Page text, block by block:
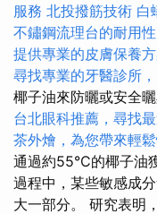
服務 北投撥筋技術 白
不鏽鋼流理台的耐用
提供專業的皮膚保養
尋找專業的牙醫診所
椰子油來防曬或安全
台北眼科推薦，尋找
茶外燴，為您帶來輕
通過約55°C的椰子油
過程中，某些敏感成
大一部分。 研究表明